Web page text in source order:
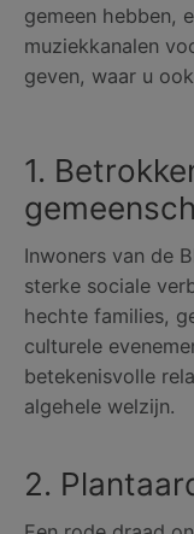
gemeen hebben,
muziekkanalen
geven, waar u
1.
Inwoners van de
sterke sociale
hechte families,
culturele
betekenisvolle
algehele welzijn.
2.